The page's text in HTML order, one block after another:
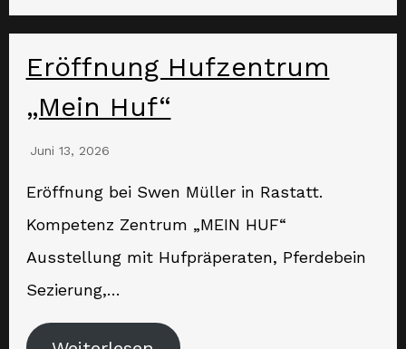
Eröffnung Hufzentrum
„Mein Huf“
Juni 13, 2026
Eröffnung bei Swen Müller in Rastatt.
Kompetenz Zentrum „MEIN HUF“
Ausstellung mit Hufpräperaten, Pferdebein
Sezierung,…